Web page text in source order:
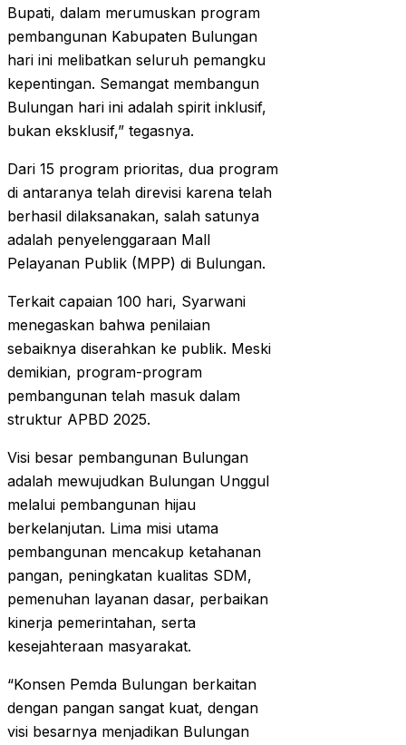
Bupati, dalam merumuskan program
pembangunan Kabupaten Bulungan
hari ini melibatkan seluruh pemangku
kepentingan. Semangat membangun
Bulungan hari ini adalah spirit inklusif,
bukan eksklusif,” tegasnya.
Dari 15 program prioritas, dua program
di antaranya telah direvisi karena telah
berhasil dilaksanakan, salah satunya
adalah penyelenggaraan Mall
Pelayanan Publik (MPP) di Bulungan.
Terkait capaian 100 hari, Syarwani
menegaskan bahwa penilaian
sebaiknya diserahkan ke publik. Meski
demikian, program-program
pembangunan telah masuk dalam
struktur APBD 2025.
Visi besar pembangunan Bulungan
adalah mewujudkan Bulungan Unggul
melalui pembangunan hijau
berkelanjutan. Lima misi utama
pembangunan mencakup ketahanan
pangan, peningkatan kualitas SDM,
pemenuhan layanan dasar, perbaikan
kinerja pemerintahan, serta
kesejahteraan masyarakat.
“Konsen Pemda Bulungan berkaitan
dengan pangan sangat kuat, dengan
visi besarnya menjadikan Bulungan